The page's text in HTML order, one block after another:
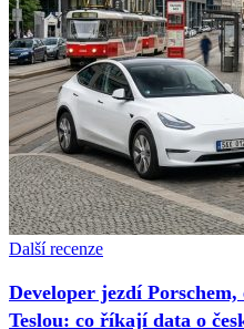
Další recenze
Developer jezdí
Teslou: co říkají data o